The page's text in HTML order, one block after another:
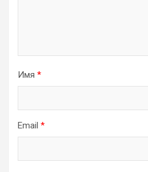
Имя *
Email *